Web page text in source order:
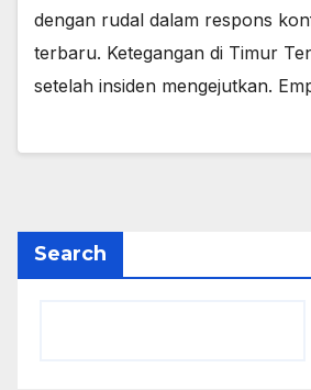
dengan rudal dalam respons
terbaru. Ketegangan di Timur
setelah insiden mengejutkan.
Search